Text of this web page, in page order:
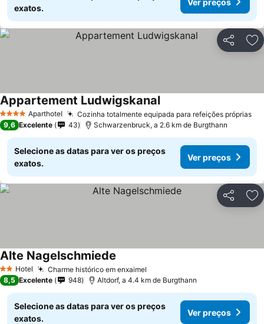
exatos.
Partilhar
4 EstrelasAparthotel Cozinha totalmente equipada para refeições próprias
Appartement Ludwigskanal
9,6 Excelente 43 Schwarzenbruck, a 2.6 km de Burgthann
Selecione as datas para ver os preços
exatos.
Ver preços
Partilhar
2 Estrelas
Hotel Charme histórico em enxaimel
Alte Nagelschmiede
8,5 Excelente 948 Altdorf, a 4.4 km de Burgthann
Selecione as datas para ver os preços
exatos.
Ver preços